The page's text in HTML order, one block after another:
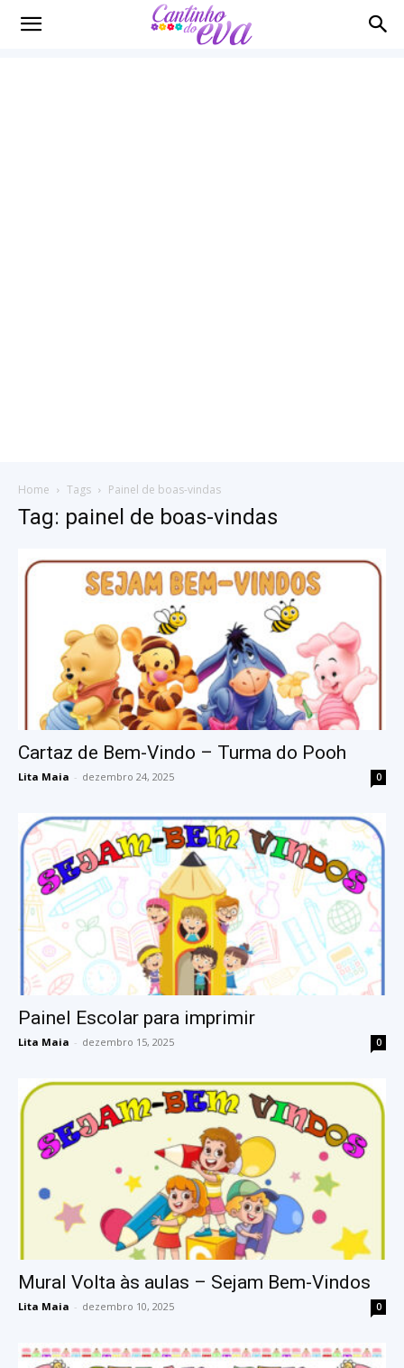
Cantinho
Home Tags Painel de boas-vindas
Tag: painel de boas-vindas
Cartaz de Bem-Vindo – Turma do Pooh
Lita Maia - dezembro 24, 2025 0
Painel Escolar para imprimir
Lita Maia - dezembro 15, 2025 0
Mural Volta às aulas – Sejam Bem-Vindos
Lita Maia - dezembro 10, 2025 0